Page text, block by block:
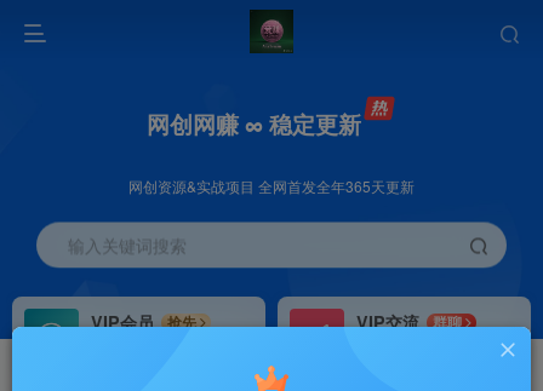
网创网赚 ∞ 稳定更新
网创资源&实战项目 全网首发全年365天更新
输入关键词搜索
VIP会员
抢先
VIP交流
群聊
研究探讨更多创业项目路子。